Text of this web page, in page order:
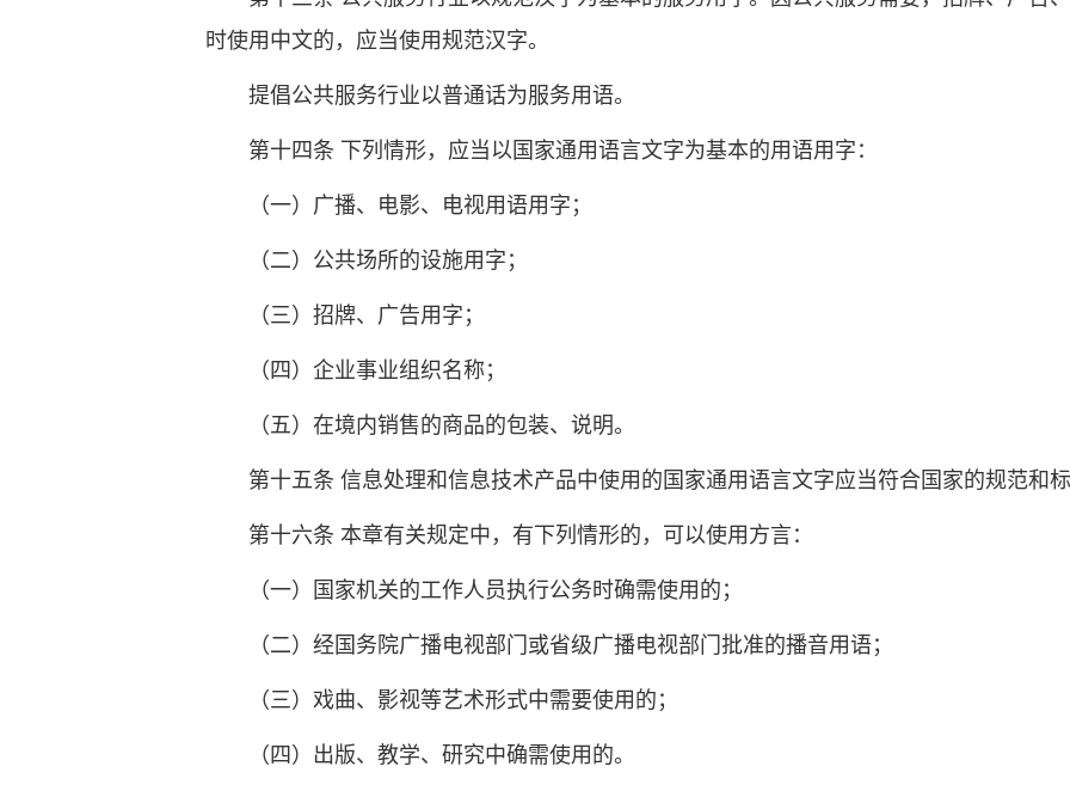
时使用中文的，应当使用规范汉字。
提倡公共服务行业以普通话为服务用语。
第十四条 下列情形，应当以国家通用语言文字为基本的用语用字：
（一）广播、电影、电视用语用字；
（二）公共场所的设施用字；
（三）招牌、广告用字；
（四）企业事业组织名称；
（五）在境内销售的商品的包装、说明。
第十五条 信息处理和信息技术产品中使用的国家通用语言文字应当符合国家的规范和
第十六条 本章有关规定中，有下列情形的，可以使用方言：
（一）国家机关的工作人员执行公务时确需使用的；
（二）经国务院广播电视部门或省级广播电视部门批准的播音用语；
（三）戏曲、影视等艺术形式中需要使用的；
（四）出版、教学、研究中确需使用的。